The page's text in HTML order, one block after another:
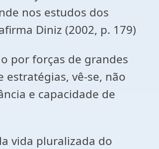
nos estudos dos
Diniz (2002, p. 179)
por forças de grandes
vê-se, não
e capacidade de
vida pluralizada do